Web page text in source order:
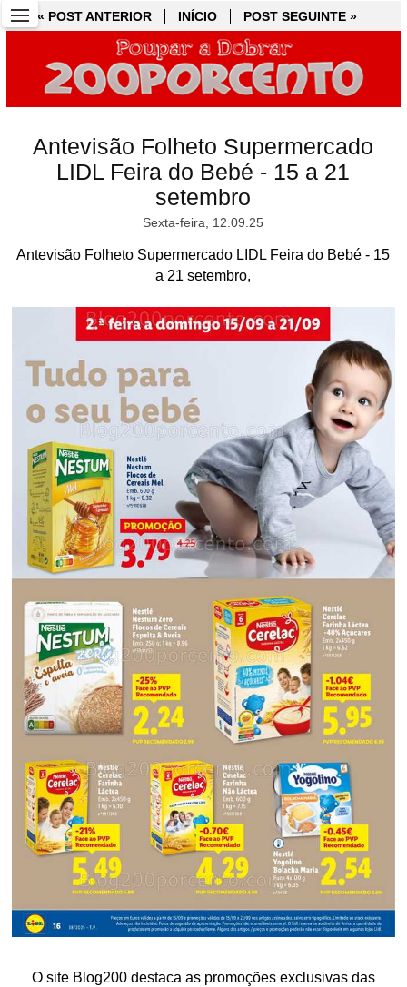
« POST ANTERIOR INÍCIO POST SEGUINTE »
Antevisão Folheto Supermercado
LIDL Feira do Bebé - 15 a 21
setembro
Sexta-feira, 12.09.25
Antevisão Folheto Supermercado LIDL Feira do Bebé - 15
a 21 setembro,
O site Blog200 destaca as promoções exclusivas das
« POST ANTERIOR INÍCIO POST SEGUINTE »